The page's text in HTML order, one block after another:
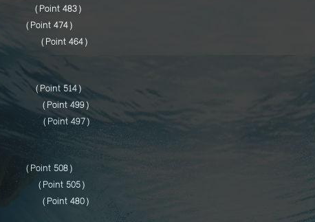
(Point 483)
(Point 474)
(Point 464)
(Point 514)
499)
497)
(Point 508)
(Point 505)
(Point 480)